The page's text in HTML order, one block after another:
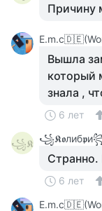
Причину
Вышла
который
знала ,
6 лет
꧁𝕶
Странно.
6 лет